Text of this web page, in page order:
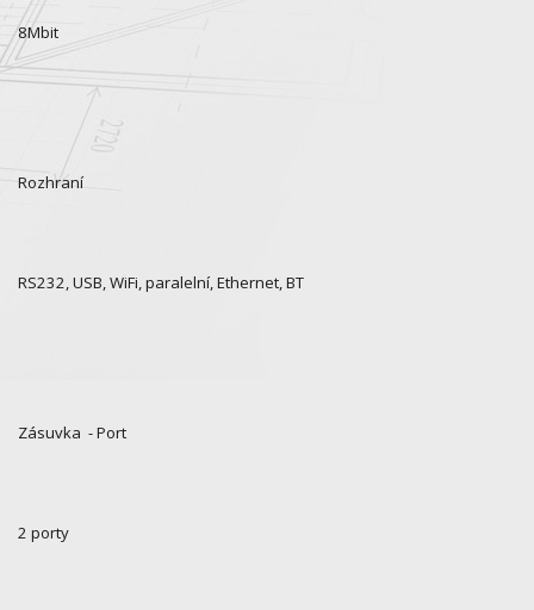
8Mbit
Rozhraní
RS232, USB, WiFi, paralelní, Ethernet, BT
Zásuvka - Port
2 porty